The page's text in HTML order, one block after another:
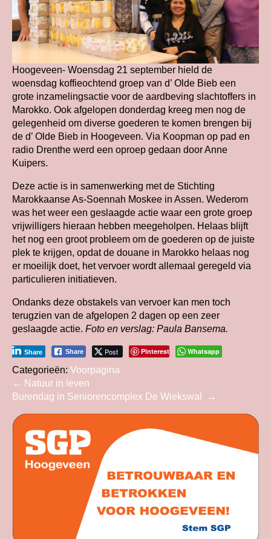
Hoogeveen- Woensdag 21 september hield de
woensdag koffieochtend groep van d’ Olde Bieb een
grote inzamelingsactie voor de aardbeving slachtoffers in
Marokko. Ook afgelopen donderdag kreeg men nog de
gelegenheid om diverse goederen te komen brengen bij
de d’ Olde Bieb in Hoogeveen. Via Koopman op pad en
radio Drenthe werd een oproep gedaan door Anne
Kuipers.
Deze actie is in samenwerking met de Stichting
Marokkaanse As-Soennah Moskee in Assen. Wederom
was het weer een geslaagde actie waar een grote groep
vrijwilligers hieraan hebben meegeholpen. Helaas blijft
het nog een groot probleem om de goederen op de juiste
plek te krijgen, opdat de douane in Marokko helaas nog
er moeilijk doet, het vervoer wordt allemaal geregeld via
particulieren initiatieven.
Ondanks deze obstakels van vervoer kan men toch
terugzien van de afgelopen 2 dagen op een zeer
geslaagde actie. Foto en verslag: Paula Bansema.
Share Post
Share Pinterest Whatsapp
Categorieën: Voorpagina
Bericht
navigatie
← Natuur in leven
Burendag in Seniorencomplex De Wiekswal
→